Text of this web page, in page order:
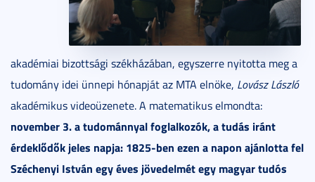
akadémiai bizottsági székházában, egyszerre nyitotta meg a
tudomány idei ünnepi hónapját az MTA elnöke, Lovász László
akadémikus videoüzenete. A matematikus elmondta:
november 3. a tudománnyal foglalkozók, a tudás iránt
érdeklődők jeles napja: 1825-ben ezen a napon ajánlotta fel
Széchenyi István egy éves jövedelmét egy magyar tudós